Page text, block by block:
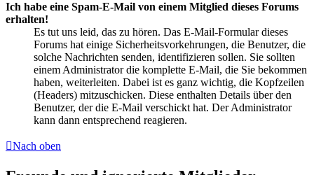
Ich habe eine Spam-E-Mail von einem Mitglied dieses Forums
erhalten!
Es tut uns leid, das zu hören. Das E-Mail-Formular dieses
Forums hat einige Sicherheitsvorkehrungen, die Benutzer, die
solche Nachrichten senden, identifizieren sollen. Sie sollten
einem Administrator die komplette E-Mail, die Sie bekommen
haben, weiterleiten. Dabei ist es ganz wichtig, die Kopfzeilen
(Headers) mitzuschicken. Diese enthalten Details über den
Benutzer, der die E-Mail verschickt hat. Der Administrator
kann dann entsprechend reagieren.
Nach oben